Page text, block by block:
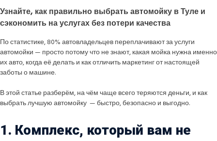
Узнайте, как правильно выбрать автомойку в Туле и
сэкономить на услугах без потери качества
По статистике, 80% автовладельцев переплачивают за услуги
автомойки — просто потому что не знают, какая мойка нужна именно
их авто, когда её делать и как отличить маркетинг от настоящей
заботы о машине.
В этой статье разберём, на чём чаще всего теряются деньги, и как
выбрать лучшую автомойку — быстро, безопасно и выгодно.
1. Комплекс, который вам не